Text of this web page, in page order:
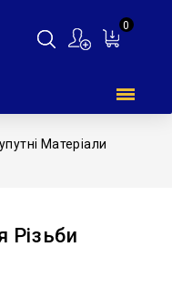
0
Матеріали
Різьби